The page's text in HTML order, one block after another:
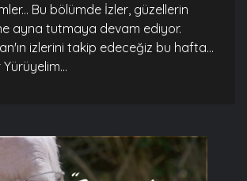
Bu bölümde İzler, güzellerin
ayna tutmaya devam ediyor.
izlerini takip edeceğiz bu hafta...